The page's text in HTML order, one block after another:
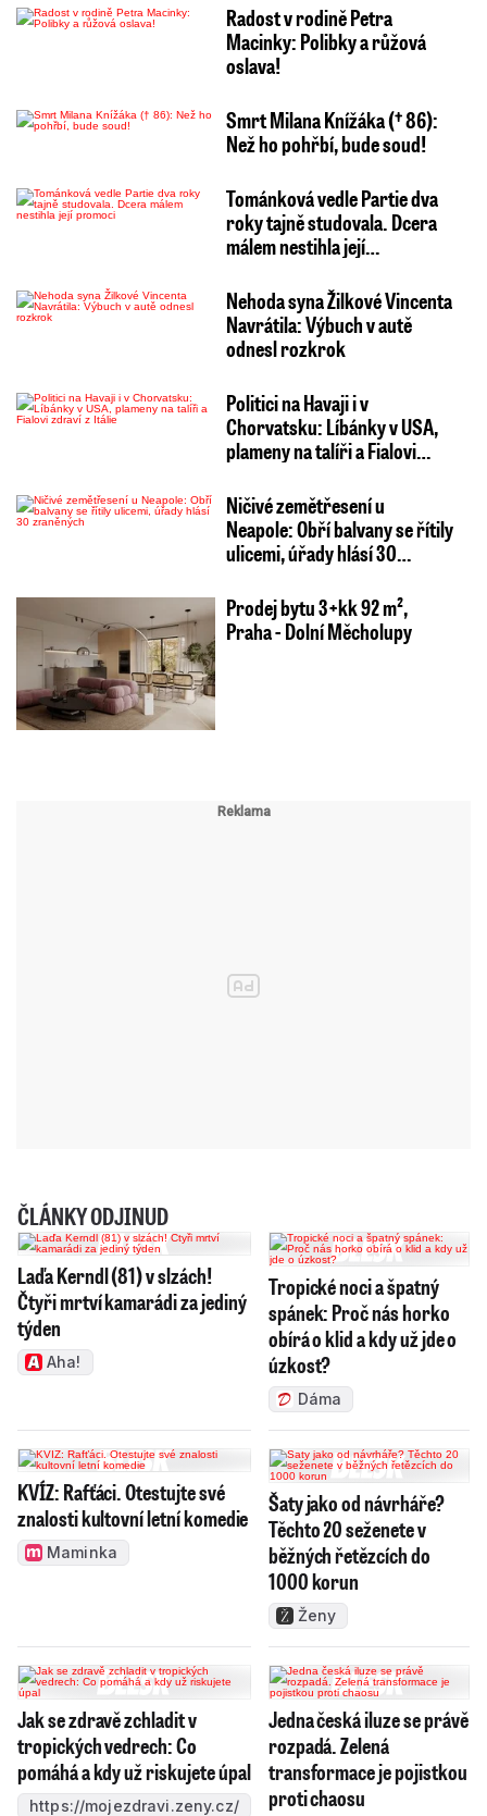
Radost v rodině Petra
Macinky: Polibky a růžová
oslava!
Smrt Milana Knížáka († 86):
Než ho pohřbí, bude soud!
Tománková vedle Partie dva
roky tajně studovala. Dcera
málem nestihla její…
Nehoda syna Žilkové Vincenta
Navrátila: Výbuch v autě
odnesl rozkrok
Politici na Havaji i v
Chorvatsku: Líbánky v USA,
plameny na talíři a Fialovi…
Ničivé zemětřesení u
Neapole: Obří balvany se řítily
ulicemi, úřady hlásí 30…
Prodej bytu 3+kk 92 m²,
Praha - Dolní Měcholupy
ČLÁNKY ODJINUD
Laďa Kerndl (81) v slzách!
Čtyři mrtví kamarádi za jediný
týden
Aha!
Tropické noci a špatný
spánek: Proč nás horko
obírá o klid a kdy už jde o
úzkost?
Dáma
KVÍZ: Rafťáci. Otestujte své
znalosti kultovní letní komedie
Maminka
Šaty jako od návrháře?
Těchto 20 seženete v
běžných řetězcích do
1000 korun
Ženy
Jak se zdravě zchladit v
tropických vedrech: Co
pomáhá a kdy už riskujete úpal
https://mojezdravi.zeny.cz/
Jedna česká iluze se právě
rozpadá. Zelená
transformace je pojistkou
proti chaosu